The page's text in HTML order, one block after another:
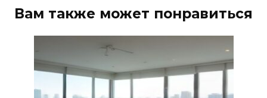
Вам также может понравиться